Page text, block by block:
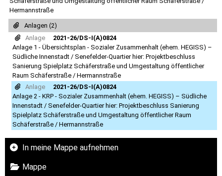
Hermannstraße
Anlagen (2)
Anlage
2021-26/DS-I(A)0824
Anlage 1 - Übersichtsplan - Sozialer Zusammenhalt (ehem. HEGISS) –
Südliche Innenstadt / Senefelder-Quartier hier: Projektbeschluss
Sanierung Spielplatz Schäferstraße und Umgestaltung öffentlicher
Raum Schäferstraße / Hermannstraße
Anlage
2021-26/DS-I(A)0824
Anlage 2 - KRP - Sozialer Zusammenhalt (ehem. HEGISS) – Südliche
Innenstadt / Senefelder-Quartier hier: Projektbeschluss Sanierung
Spielplatz Schäferstraße und Umgestaltung öffentlicher Raum
Schäferstraße / Hermannstraße
In meine Mappe aufnehmen
Mappe